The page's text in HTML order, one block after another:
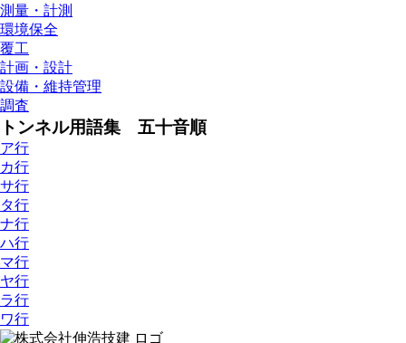
測量・計測
環境保全
覆工
計画・設計
設備・維持管理
調査
トンネル用語集 五十音順
ア行
カ行
サ行
タ行
ナ行
ハ行
マ行
ヤ行
ラ行
ワ行